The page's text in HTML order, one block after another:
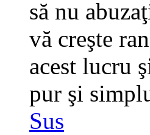
să nu
vă creşte
acest lucru
pur şi
Sus